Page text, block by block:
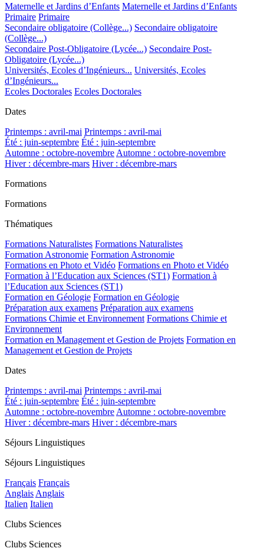
Maternelle et Jardins d’Enfants Maternelle et Jardins d’Enfants
Primaire Primaire
Secondaire obligatoire (Collège...) Secondaire obligatoire
(Collège...)
Secondaire Post-Obligatoire (Lycée...) Secondaire Post-
Obligatoire (Lycée...)
Universités, Ecoles d’Ingénieurs... Universités, Ecoles
d’Ingénieurs...
Ecoles Doctorales Ecoles Doctorales
Dates
Printemps : avril-mai Printemps : avril-mai
Été : juin-septembre Été : juin-septembre
Automne : octobre-novembre Automne : octobre-novembre
Hiver : décembre-mars Hiver : décembre-mars
Formations
Formations
Thématiques
Formations Naturalistes Formations Naturalistes
Formation Astronomie Formation Astronomie
Formations en Photo et Vidéo Formations en Photo et Vidéo
Formation à l’Education aux Sciences (ST1) Formation à
l’Education aux Sciences (ST1)
Formation en Géologie Formation en Géologie
Préparation aux examens Préparation aux examens
Formations Chimie et Environnement Formations Chimie et
Environnement
Formation en Management et Gestion de Projets Formation en
Management et Gestion de Projets
Dates
Printemps : avril-mai Printemps : avril-mai
Été : juin-septembre Été : juin-septembre
Automne : octobre-novembre Automne : octobre-novembre
Hiver : décembre-mars Hiver : décembre-mars
Séjours Linguistiques
Séjours Linguistiques
Français Français
Anglais Anglais
Italien Italien
Clubs Sciences
Clubs Sciences